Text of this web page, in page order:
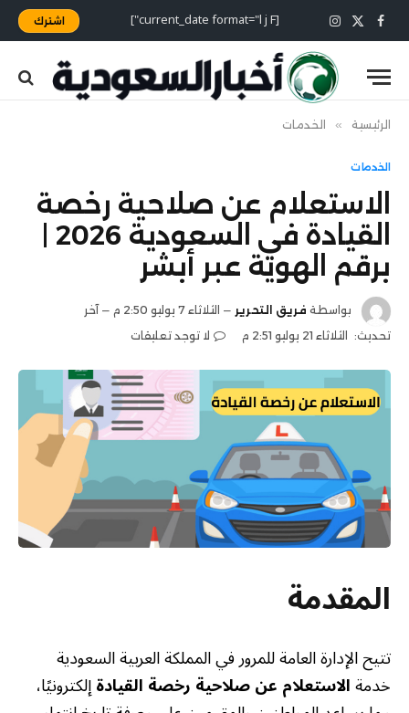
فيسبوك
X
(Twitter)
الانستغرام [current_date format="l j F"] اشترك
الرئيسية » الخدمات
الخدمات
الاستعلام عن صلاحية رخصة
القيادة في السعودية 2026 |
برقم الهوية عبر أبشر
بواسطة فريق التحرير الثلاثاء 7 يوليو 2:50 م
آخر
تحديث:
الثلاثاء 21 يوليو 2:51 م لا توجد تعليقات
المقدمة
تتيح الإدارة العامة للمرور في المملكة العربية السعودية
خدمةالاستعلام عن صلاحية رخصة القيادةإلكترونيًا،